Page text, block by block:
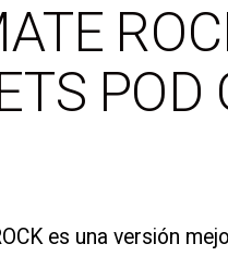
POD
es una versión